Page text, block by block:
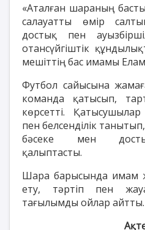
«Аталған шараның
салауатты өмір
достық пен
отансүйгіштік
мешіттің бас имамы
Футбол сайысына
команда қатысып,
көрсетті.
пен белсенділік
бәсеке мен
қалыптасты.
Шара барысында имам
ету, тәртіп пен
тағылымды ойлар айтты.